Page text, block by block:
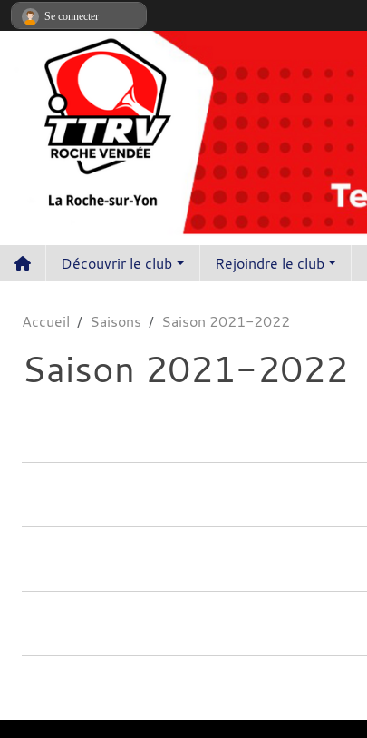
Découvrir le club Rejoindre le club
Accueil Saisons Saison 2021-2022
Saison 2021-2022
Se connecter
Panneau de gestion des cookies